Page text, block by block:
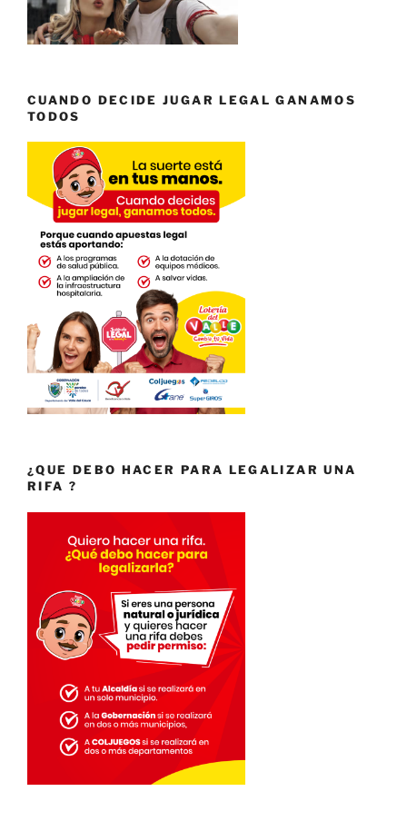
CUANDO DECIDE JUGAR LEGAL GANAMOS
TODOS
¿QUE DEBO HACER PARA LEGALIZAR UNA
RIFA ?